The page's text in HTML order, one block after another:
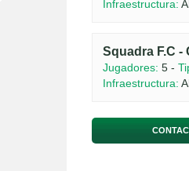
Infraestructura:
Squadra F.C -
Jugadores: 5 -
Infraestructura: